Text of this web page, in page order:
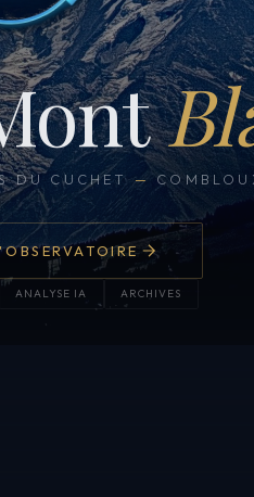
DU CUCHET —
ANALYSE IA ARCHIVES